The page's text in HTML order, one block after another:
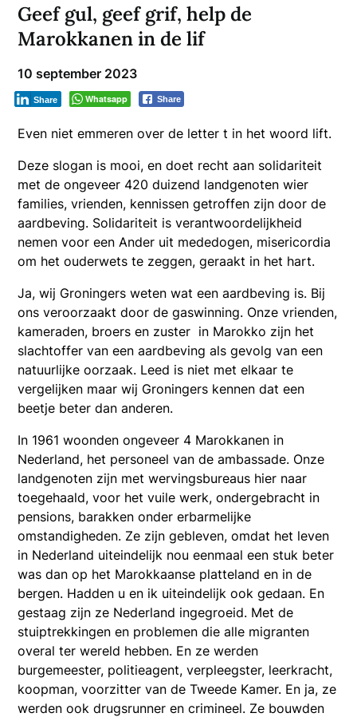
Geef gul, geef grif, help de
Marokkanen in de lif
10 september 2023
Whatsapp Share
Share
Even niet emmeren over de letter t in het woord lift.
Deze slogan is mooi, en doet recht aan solidariteit
met de ongeveer 420 duizend landgenoten wier
families, vrienden, kennissen getroffen zijn door de
aardbeving. Solidariteit is verantwoordelijkheid
nemen voor een Ander uit mededogen, misericordia
om het ouderwets te zeggen, geraakt in het hart.
Ja, wij Groningers weten wat een aardbeving is. Bij
ons veroorzaakt door de gaswinning. Onze vrienden,
kameraden, broers en zuster in Marokko zijn het
slachtoffer van een aardbeving als gevolg van een
natuurlijke oorzaak. Leed is niet met elkaar te
vergelijken maar wij Groningers kennen dat een
beetje beter dan anderen.
In 1961 woonden ongeveer 4 Marokkanen in
Nederland, het personeel van de ambassade. Onze
landgenoten zijn met wervingsbureaus hier naar
toegehaald, voor het vuile werk, ondergebracht in
pensions, barakken onder erbarmelijke
omstandigheden. Ze zijn gebleven, omdat het leven
in Nederland uiteindelijk nou eenmaal een stuk beter
was dan op het Marokkaanse platteland en in de
bergen. Hadden u en ik uiteindelijk ook gedaan. En
gestaag zijn ze Nederland ingegroeid. Met de
stuiptrekkingen en problemen die alle migranten
overal ter wereld hebben. En ze werden
burgemeester, politieagent, verpleegster, leerkracht,
koopman, voorzitter van de Tweede Kamer. En ja, ze
werden ook drugsrunner en crimineel. Ze bouwden